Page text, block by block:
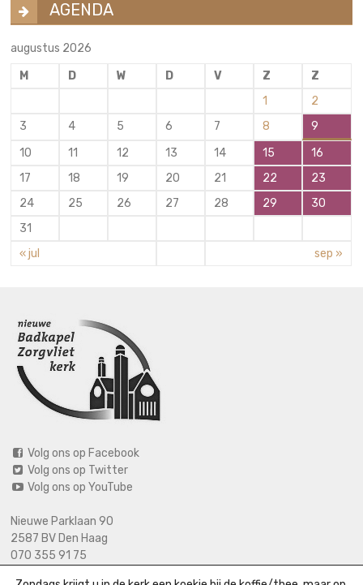
AGENDA
augustus 2026
M
D W D V Z
Z
1
2
3
4 5 6 7 8
9
10
11 12 13 14 15
16
17
18 19 20 21 22
23
24
25 26 27 28 29
30
31
« jul
sep »
Volg ons op Facebook
Volg ons op Twitter
Volg ons op YouTube
Nieuwe Parklaan 90
2587 BV Den Haag
070 355 91 75
06 2125 2720 (bij calamiteiten)